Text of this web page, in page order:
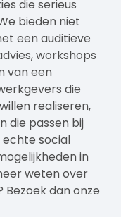
die serieus
bieden niet
een auditieve
workshops
van een
die
realiseren,
die passen bij
social
in
weten over
Bezoek dan onze